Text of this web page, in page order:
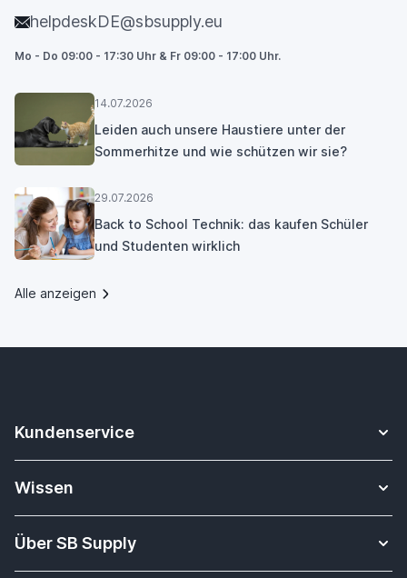
helpdeskDE@sbsupply.eu
Mo - Do 09:00 - 17:30 Uhr & Fr 09:00 - 17:00 Uhr.
14.07.2026
Leiden auch unsere Haustiere unter der
Sommerhitze und wie schützen wir sie?
29.07.2026
Back to School Technik: das kaufen Schüler
und Studenten wirklich
Alle anzeigen
Kundenservice
Kontakt
Versandkosten & Lieferung
Wissen
Apple Watch Armbänder Datenbank
Über SB Supply